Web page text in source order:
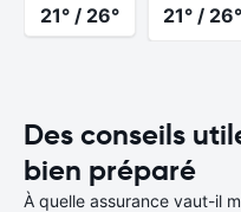
21° / 26° 21° / 26°
Des conseils
bien préparé
À quelle assurance vaut-il